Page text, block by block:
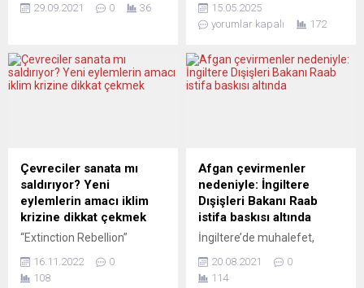
krizinin yaşandığı geçen yıl,
30’dan fazla azaldı. Alman
Kamu Yatırım Bankası (KfW)
sırasında önemli ölçüde
azaldı. 2020’de ülkede start-
up’ların sayısı 2019’a...
29.09.2021 0 36
delegasyon düzeyinde
temsili dikkat çekiyor.
çabaları sürse de zirve
toplantısı ihtimali şimdilik
katılmayacağını açıkladı.
Zelenskiy yerine Savunma
Bakanı Rustem Umerov’u
yetkili bir delegasyonla
Rusya tarafında da Devlet
Başkanı Vladimir Putin ve
Dışişleri Bakanı...
15.05.2025
yorumlar kapalı
172
Çevreciler sanata mı
saldırıyor? Yeni
eylemlerin amacı iklim
krizine dikkat çekmek
“Extinction Rebellion”
Julien: “Değeri milyon
16.11.2022
0
108
Afgan çevirmenler
nedeniyle: İngiltere
Dışişleri Bakanı Raab
istifa baskısı altında
İngiltere’de muhalefet,
Afganistan’dan kaçmasına
20.08.2021
0
114